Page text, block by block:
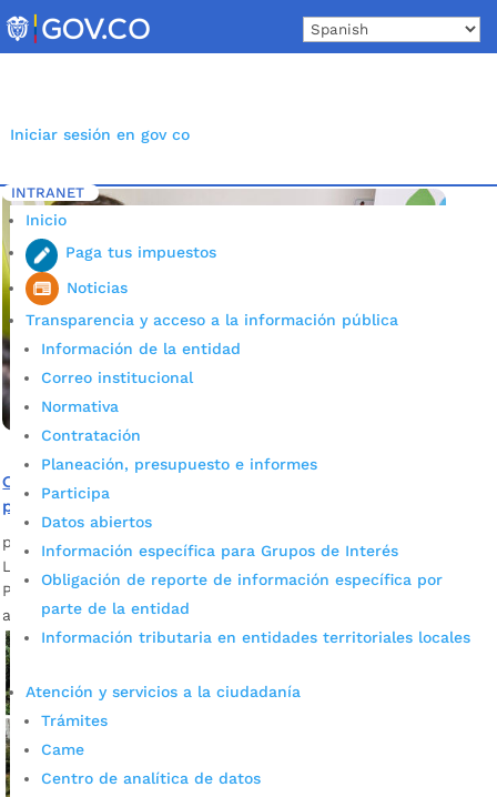
to
content
Iniciar sesión en gov co
INTRANET
Inicio
Paga tus impuestos
Noticias
Transparencia y acceso a la información pública
Información de la entidad
Correo institucional
Normativa
Contratación
Planeación, presupuesto e informes
Participa
Datos abiertos
Información específica para Grupos de Interés
Obligación de reporte de información específica por
parte de la entidad
Información tributaria en entidades territoriales locales
Atención y servicios a la ciudadanía
Trámites
Came
Centro de analítica de datos
Inicio 5 Etiqueta: secretaría Hacienda Bucaramanga
Consulte en el CAME de la Alcaldía las cotizaciones en
pensiones y parafiscales
por Edgar Augusto Sánchez Abr 20, 2023 |
Noticias
La estrategia es impulsada por la Unidad de Pensiones y
Parafiscales para que se informen sobre el beneficio de
aportar al Sistema de Protección Social.